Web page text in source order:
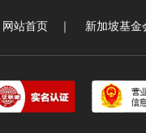
网站首页 新加坡基金